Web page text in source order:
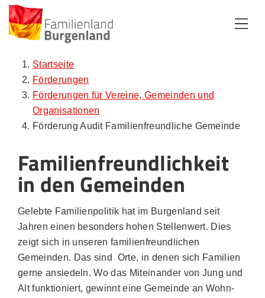
Startseite
Förderungen
Förderungen für Vereine, Gemeinden und
Organisationen
Förderung Audit Familienfreundliche Gemeinde
Familienfreundlichkeit
in den Gemeinden
Gelebte Familienpolitik hat im Burgenland seit
Jahren einen besonders hohen Stellenwert. Dies
zeigt sich in unseren familienfreundlichen
Gemeinden. Das sind Orte, in denen sich Familien
gerne ansiedeln. Wo das Miteinander von Jung und
Alt funktioniert, gewinnt eine Gemeinde an Wohn-